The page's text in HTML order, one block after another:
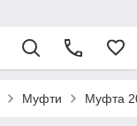
Муфти Муфта